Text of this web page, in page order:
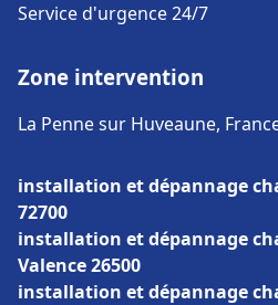
Service d'urgence 24/7
Zone intervention
La Penne sur Huveaune,
installation et dépannage
72700
installation et dépannage
Valence 26500
installation et dépannage